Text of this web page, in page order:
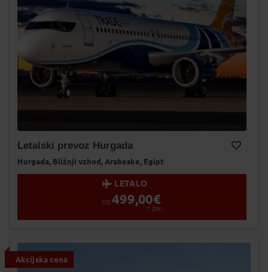
Letalski prevoz Hurgada
Hurgada, Bližnji vzhod, Arabeske, Egipt
LETALO
OD 499,00€
7 DNI
Akcijska cena